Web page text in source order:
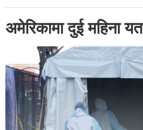
अमेरिकामा दुई महिना